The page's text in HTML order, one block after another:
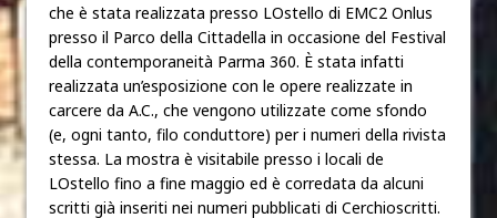
che è stata realizzata presso LOstello di EMC2 Onlus
presso il Parco della Cittadella in occasione del Festival
della contemporaneità Parma 360. È stata infatti
realizzata un’esposizione con le opere realizzate in
carcere da A.C., che vengono utilizzate come sfondo
(e, ogni tanto, filo conduttore) per i numeri della rivista
stessa. La mostra è visitabile presso i locali de
LOstello fino a fine maggio ed è corredata da alcuni
scritti già inseriti nei numeri pubblicati di Cerchioscritti.